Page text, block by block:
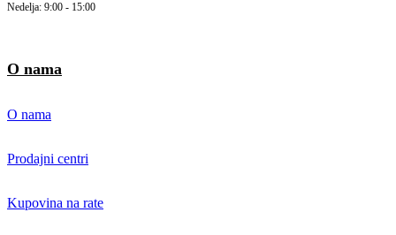
Nedelja: 9:00 - 15:00
O nama
O nama
Prodajni centri
Kupovina na rate